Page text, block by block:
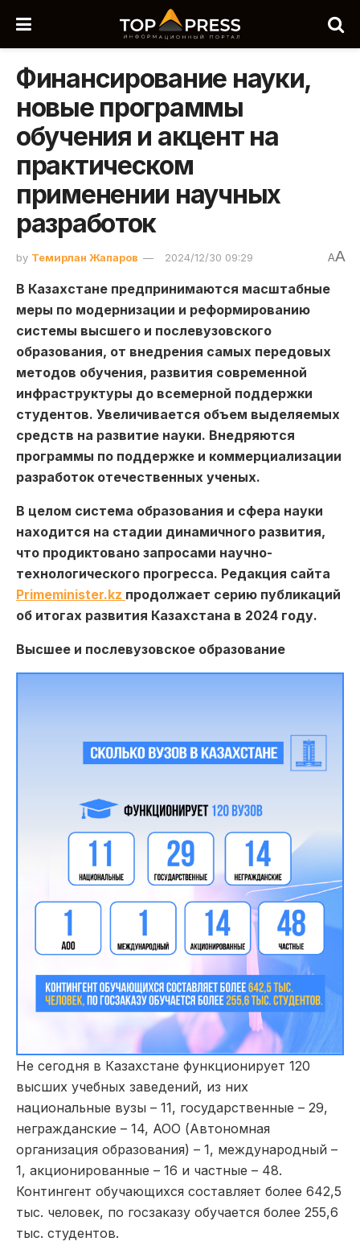
Финансирование науки,
новые программы
обучения и акцент на
практическом
применении научных
разработок
by Темирлан Жапаров 2024/12/30 09:29 AA
В Казахстане предпринимаются масштабные
меры по модернизации и реформированию
системы высшего и послевузовского
образования, от внедрения самых передовых
методов обучения, развития современной
инфраструктуры до всемерной поддержки
студентов. Увеличивается объем выделяемых
средств на развитие науки. Внедряются
программы по поддержке и коммерциализации
разработок отечественных ученых.
В целом система образования и сфера науки
находится на стадии динамичного развития,
что продиктовано запросами научно-
технологического прогресса. Редакция сайта
Primeminister.kz продолжает серию публикаций
об итогах развития Казахстана в 2024 году.
Высшее и послевузовское образование
Не сегодня в Казахстане функционирует 120
высших учебных заведений, из них
национальные вузы – 11, государственные – 29,
негражданские – 14, АОО (Автономная
организация образования) – 1, международный –
1, акционированные – 16 и частные – 48.
Контингент обучающихся составляет более 642,5
тыс. человек, по госзаказу обучается более 255,6
тыс. студентов.